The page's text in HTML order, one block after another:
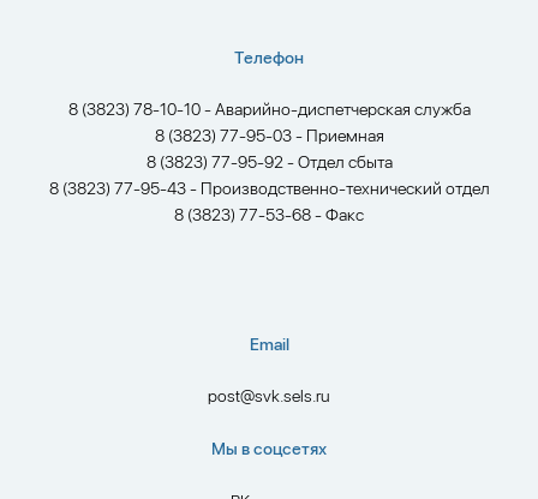
Телефон
8 (3823) 78-10-10 - Аварийно-диспетчерская служба
8 (3823) 77-95-03 - Приемная
8 (3823) 77-95-92 - Отдел сбыта
8 (3823) 77-95-43 - Производственно-технический отдел
8 (3823) 77-53-68 - Факс
Email
post@svk.sels.ru
Мы в соцсетях